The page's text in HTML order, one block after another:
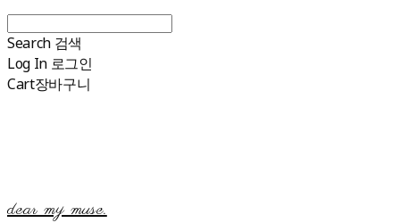
Search 검색
Log In 로그인
Cart장바구니
dear my muse.